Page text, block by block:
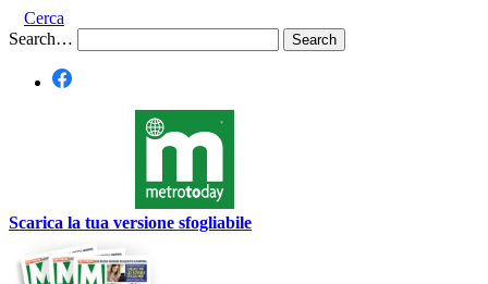
Cerca
Search…
Scarica la tua versione sfogliabile